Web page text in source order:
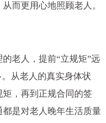
而更用心地照顾老人。
老人，提前“立规矩”远
从老人的真实身体状
，再到正规合同的签
是对老人晚年生活质量